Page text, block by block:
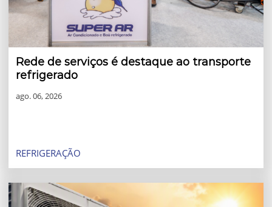
Rede de serviços é destaque ao transporte
refrigerado
ago. 06, 2026
altamente qualificada para garantir a continuidade da
REFRIGERAÇÃO